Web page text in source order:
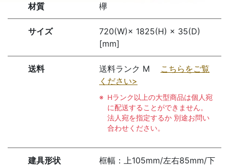
材質 欅
サイズ
720(W)× 1825(H) × 35(D)
[mm]
送料 送料ランク M こちらをご覧
ください>
Hランク以上の大型商品は個人宛
に配送することができません。
法人宛を指定するか 別途お問い
合わせください。
建具形状
框幅：上105mm/左右85mm/下